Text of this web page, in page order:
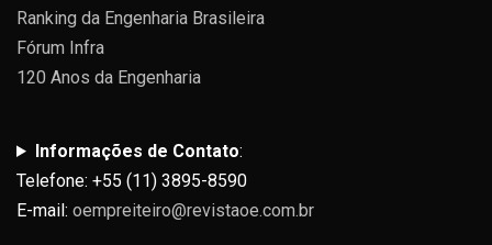
Ranking da Engenharia Brasileira
Fórum Infra
120 Anos da Engenharia
Informações de Contato:
Telefone: +55 (11) 3895-8590
E-mail: oempreiteiro@revistaoe.com.br